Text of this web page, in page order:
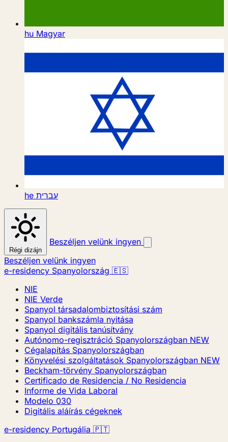
hu Magyar
he עברית
Régi dizájn
Beszéljen velünk ingyen
Beszéljen velünk ingyen
e-residency Spanyolország 🇪🇸
NIE
NIE Verde
Spanyol társadalombiztosítási szám
Spanyol bankszámla nyitása
Spanyol digitális tanúsítvány
Autónomo-regisztráció Spanyolországban NEW
Cégalapítás Spanyolországban
Könyvelési szolgáltatások Spanyolországban NEW
Beckham-törvény Spanyolországban
Certificado de Residencia / No Residencia
Informe de Vida Laboral
Modelo 030
Digitális aláírás cégeknek
e-residency Portugália 🇵🇹